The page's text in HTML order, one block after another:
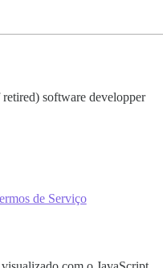
software developper
de Serviço